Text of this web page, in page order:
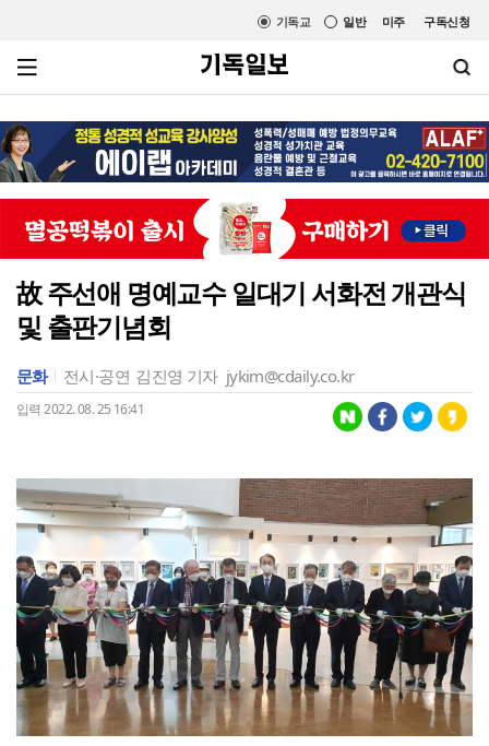
미주 구독신청
일반
기독교
故 주선애 명예교수 일대기 서화전 개관식
및 출판기념회
문화 전시·공연 김진영 기자 jykim@cdaily.co.kr
입력 2022. 08. 25 16:41